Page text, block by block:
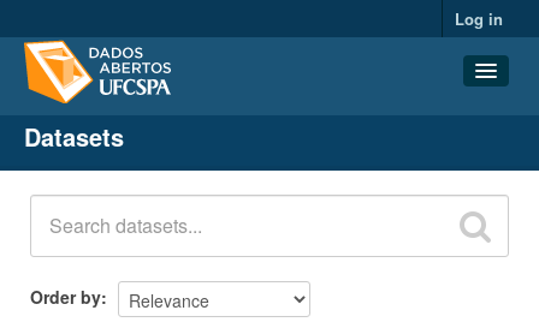
Log in
Datasets
Organizations
Groups
About
Datasets
Order by